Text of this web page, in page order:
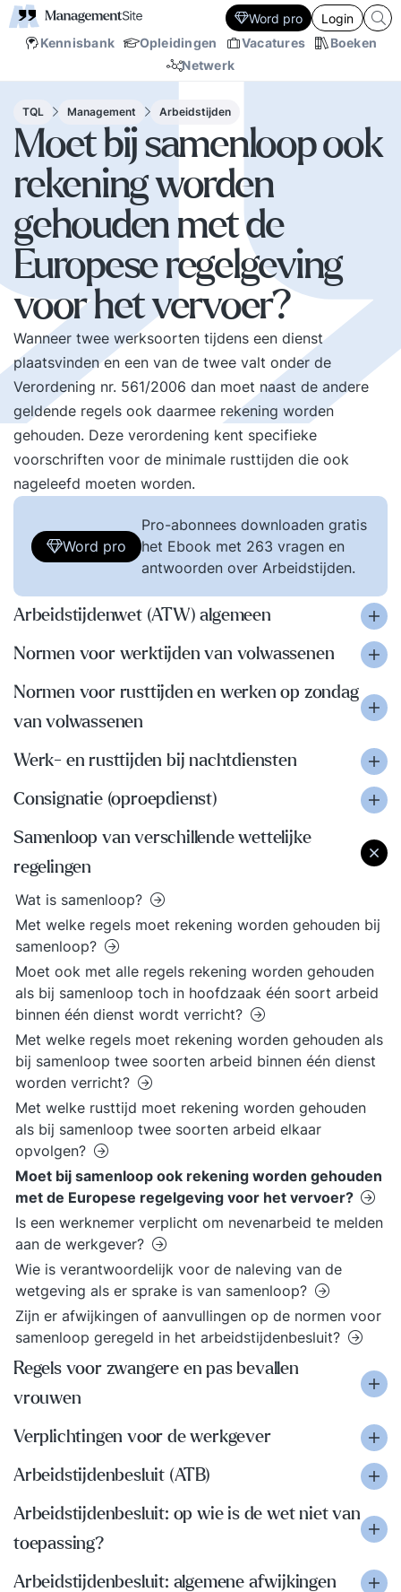
Kennisbank Opleidingen Vacatures
Boeken
Netwerk
Word pro Login
TQL Management Arbeidstijden
Moet bij samenloop ook
rekening worden
gehouden met de
Europese regelgeving
voor het vervoer?
Wanneer twee werksoorten tijdens een dienst
plaatsvinden en een van de twee valt onder de
Verordening nr. 561/2006 dan moet naast de andere
geldende regels ook daarmee rekening worden
gehouden. Deze verordening kent specifieke
voorschriften voor de minimale rusttijden die ook
nageleefd moeten worden.
Word pro
Pro-abonnees downloaden gratis
het Ebook met 263 vragen en
antwoorden over Arbeidstijden.
Arbeidstijdenwet (ATW) algemeen
Normen voor werktijden van volwassenen
Normen voor rusttijden en werken op zondag
van volwassenen
Werk- en rusttijden bij nachtdiensten
Consignatie (oproepdienst)
Samenloop van verschillende wettelijke
regelingen
Wat is samenloop?
Met welke regels moet rekening worden gehouden bij
samenloop?
Moet ook met alle regels rekening worden gehouden
als bij samenloop toch in hoofdzaak één soort arbeid
binnen één dienst wordt verricht?
Met welke regels moet rekening worden gehouden als
bij samenloop twee soorten arbeid binnen één dienst
worden verricht?
Met welke rusttijd moet rekening worden gehouden
als bij samenloop twee soorten arbeid elkaar
opvolgen?
Moet bij samenloop ook rekening worden gehouden
met de Europese regelgeving voor het vervoer?
Is een werknemer verplicht om nevenarbeid te melden
aan de werkgever?
Wie is verantwoordelijk voor de naleving van de
wetgeving als er sprake is van samenloop?
Zijn er afwijkingen of aanvullingen op de normen voor
samenloop geregeld in het arbeidstijdenbesluit?
Regels voor zwangere en pas bevallen
vrouwen
Verplichtingen voor de werkgever
Arbeidstijdenbesluit (ATB)
Arbeidstijdenbesluit: op wie is de wet niet van
toepassing?
Arbeidstijdenbesluit: algemene afwijkingen